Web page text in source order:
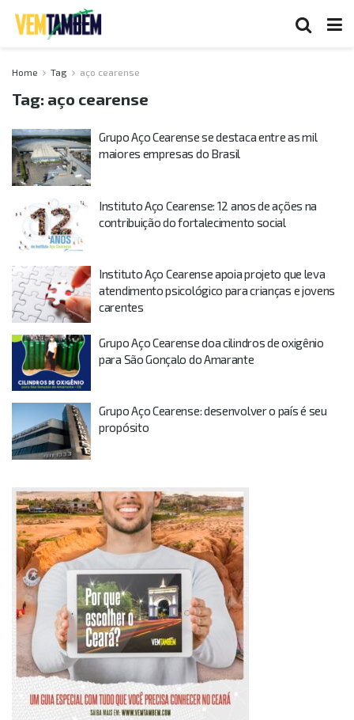
Home Tag aço cearense
Tag: aço cearense
Grupo Aço Cearense se destaca entre as mil
maiores empresas do Brasil
Instituto Aço Cearense: 12 anos de ações na
contribuição do fortalecimento social
Instituto Aço Cearense apoia projeto que leva
atendimento psicológico para crianças e jovens
carentes
Grupo Aço Cearense doa cilindros de oxigênio
para São Gonçalo do Amarante
Grupo Aço Cearense: desenvolver o país é seu
propósito